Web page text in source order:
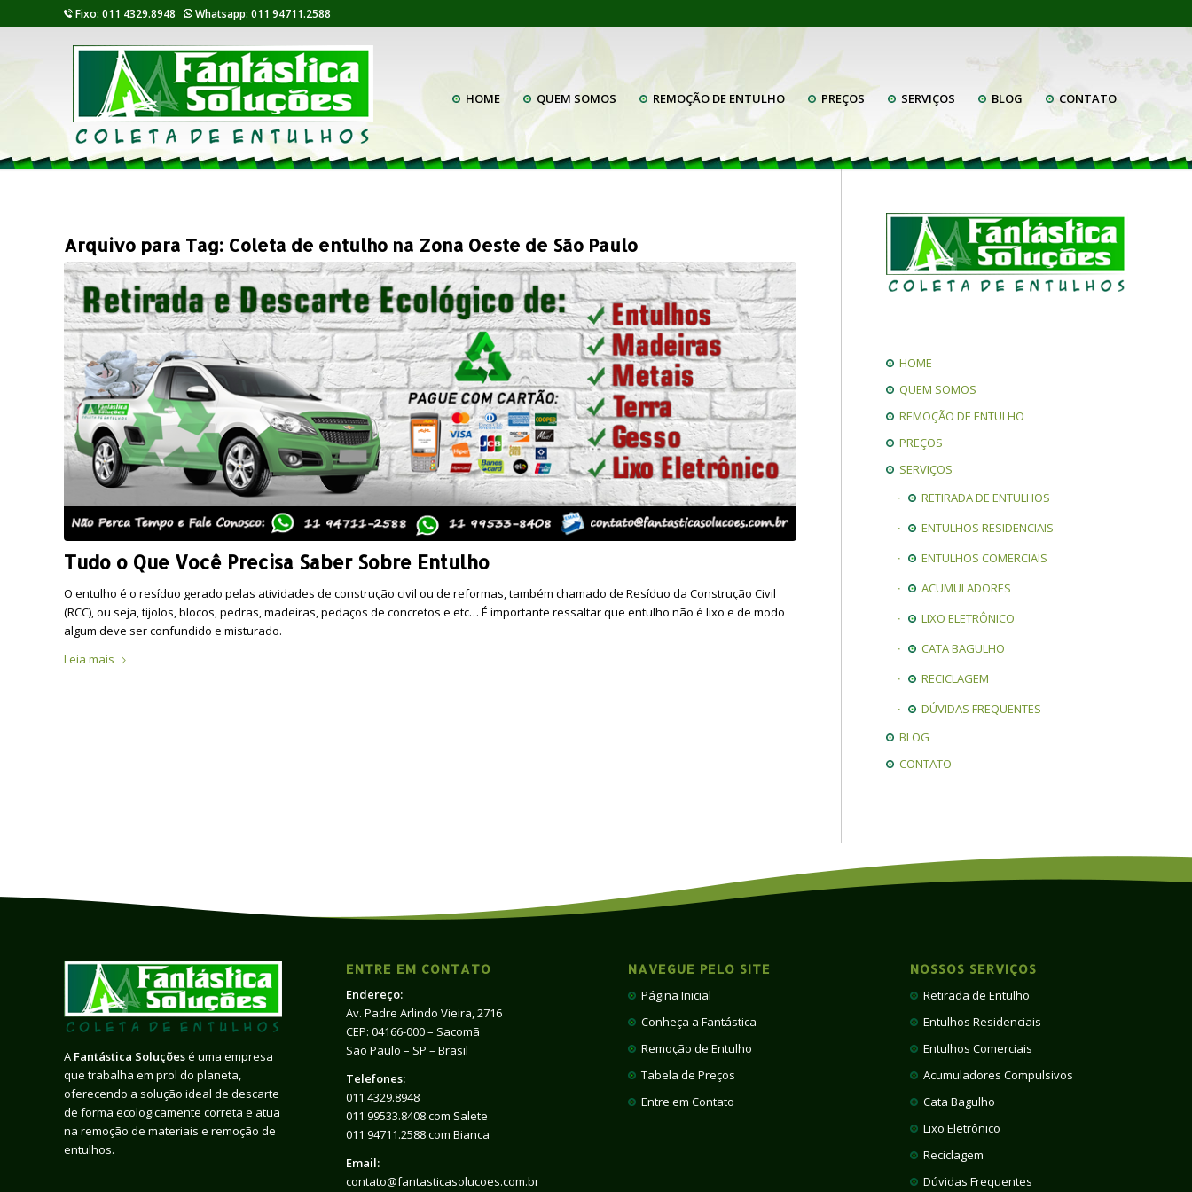
Fixo: 011 4329.8948 Whatsapp: 011 94711.2588
HOME QUEM SOMOS REMOÇÃO DE ENTULHO PREÇOS SERVIÇOS BLOG CONTATO
Arquivo para Tag: Coleta de entulho na Zona Oeste de São Paulo
Tudo o Que Você Precisa Saber Sobre Entulho
O entulho é o resíduo gerado pelas atividades de construção civil ou de reformas, também chamado de Resíduo da Construção Civil
(RCC), ou seja, tijolos, blocos, pedras, madeiras, pedaços de concretos e etc… É importante ressaltar que entulho não é lixo e de modo
algum deve ser confundido e misturado.
Leia mais
HOME
QUEM SOMOS
REMOÇÃO DE ENTULHO
PREÇOS
SERVIÇOS
RETIRADA DE ENTULHOS
ENTULHOS RESIDENCIAIS
ENTULHOS COMERCIAIS
ACUMULADORES
LIXO ELETRÔNICO
CATA BAGULHO
RECICLAGEM
DÚVIDAS FREQUENTES
BLOG
CONTATO
A Fantástica Soluçõesé uma empresa
que trabalha em prol do planeta,
oferecendo a solução ideal de descarte
de forma ecologicamente correta e atua
na remoção de materiais e remoção de
entulhos.
ENTRE EM CONTATO
Endereço:
Av. Padre Arlindo Vieira, 2716
CEP: 04166-000 – Sacomã
São Paulo – SP – Brasil
Telefones:
011 4329.8948
011 99533.8408 com Salete
011 94711.2588 com Bianca
Email:
contato@fantasticasolucoes.com.br
NAVEGUE PELO SITE
Página Inicial
Conheça a Fantástica
Remoção de Entulho
Tabela de Preços
Entre em Contato
NOSSOS SERVIÇOS
Retirada de Entulho
Entulhos Residenciais
Entulhos Comerciais
Acumuladores Compulsivos
Cata Bagulho
Lixo Eletrônico
Reciclagem
Dúvidas Frequentes